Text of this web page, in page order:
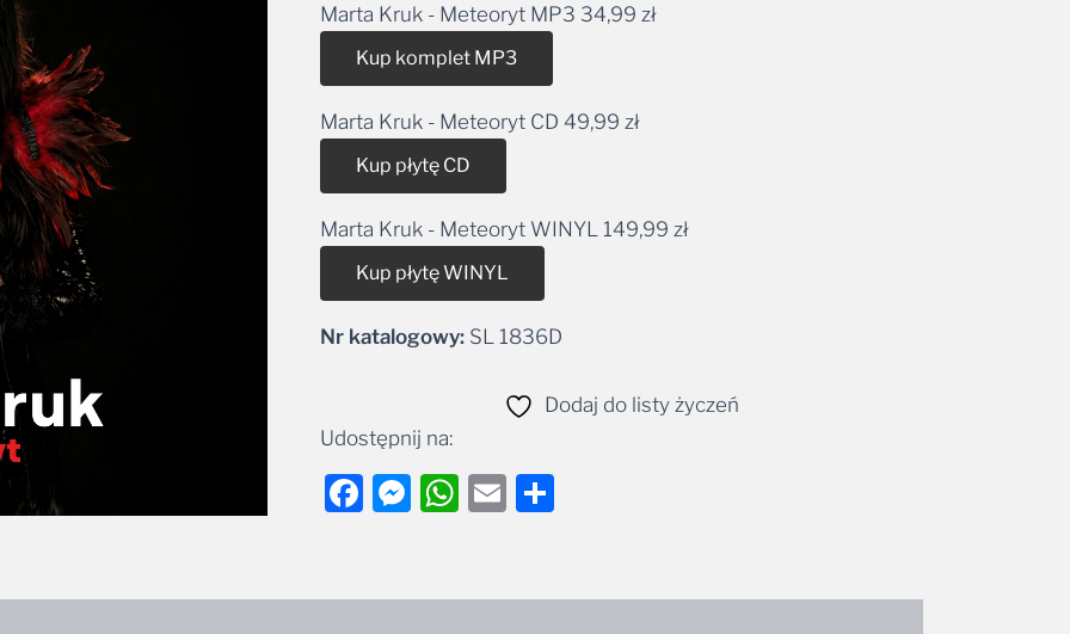
34,99 zł
149,99 zł
Marta Kruk - Meteoryt MP3 34,99 zł
Kup komplet MP3
Marta Kruk - Meteoryt CD 49,99 zł
Kup płytę CD
Marta Kruk - Meteoryt WINYL 149,99 zł
Kup płytę WINYL
Nr katalogowy:SL 1836D
Dodaj do listy życzeń
Udostępnij na:
Facebook
Messenger
WhatsApp
EmailShare